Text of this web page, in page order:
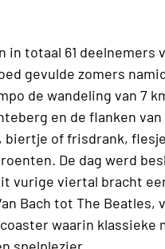
in totaal 61
gevulde zomers
de wandeling van 7
en de flanken
of frisdrank,
De dag werd
vurige viertal bracht
Bach tot The Beatles,
waarin